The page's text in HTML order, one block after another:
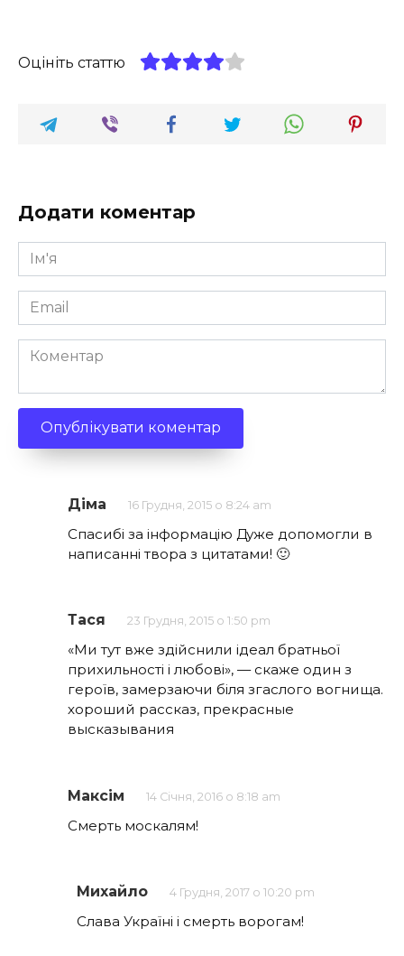
Оцініть статтю
Додати коментар
Ім'я
*
Email
*
Коментар
Діма 16 Грудня, 2015 о 8:24 am
Спасибі за інформацію Дуже допомогли в
написанні твора з цитатами! 🙂
Тася 23 Грудня, 2015 о 1:50 pm
«Ми тут вже здійснили ідеал братньої
прихильності і любові», — скаже один з
героїв, замерзаючи біля згаслого вогнища.
хороший рассказ, прекрасные
высказывания
Максім 14 Січня, 2016 о 8:18 am
Смерть москалям!
Михайло 4 Грудня, 2017 о 10:20 pm
Слава Україні і смерть ворогам!